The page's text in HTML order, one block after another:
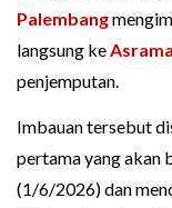
Palembang
langsung ke
penjemputan.
Imbauan tersebut
pertama yang akan
(1/6/2026) dan